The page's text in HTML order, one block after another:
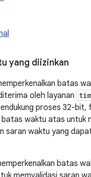
yang diizinkan
batas
oleh layanan
proses 32-bit,
waktu atas untuk
saran waktu yang
batas